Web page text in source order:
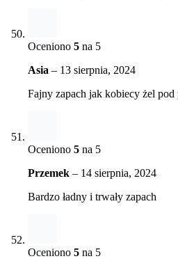
Oceniono 5 na 5
Asia – 13 sierpnia, 2024
Fajny zapach jak kobiecy żel pod
Oceniono 5 na 5
Przemek – 14 sierpnia, 2024
Bardzo ładny i trwały zapach
Oceniono 5 na 5